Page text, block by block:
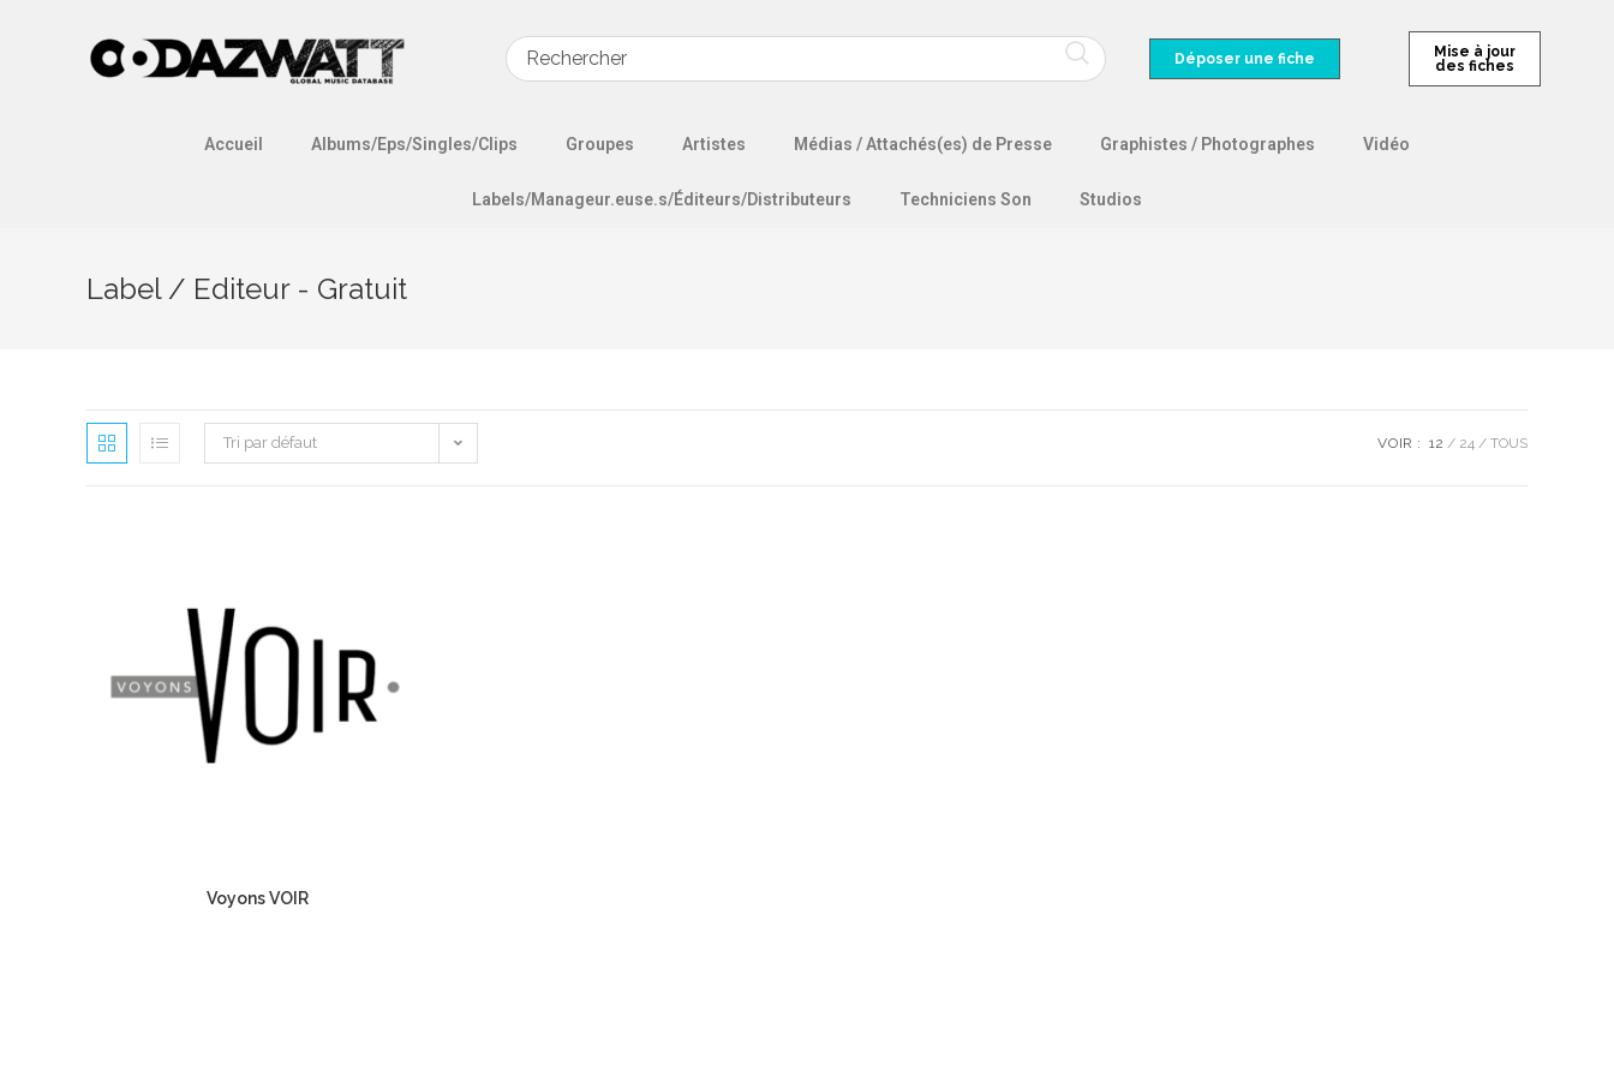
Déposer une fiche
Mise à jour
des fiches
Accueil Albums/Eps/Singles/Clips Groupes Artistes Médias / Attachés(es) de Presse Graphistes / Photographes Vidéo
Labels/Manageur.euse.s/Éditeurs/Distributeurs Techniciens Son Studios
Label / Editeur - Gratuit
Tri par défaut VOIR : 12 24 TOUS
Voyons VOIR